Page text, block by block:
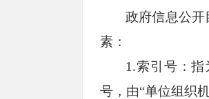
政府信息公
素：
1.索引号：
号，由“单位组织